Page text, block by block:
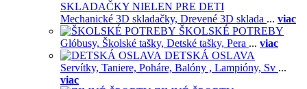
SKLADAČKY NIELEN PRE DETI
Mechanické 3D skladačky, Drevené 3D sklada ... viac
ŠKOLSKÉ POTREBY
Glóbusy, Školské tašky, Detské tašky, Pera ... viac
DETSKÁ OSLAVA
Servítky, Taniere, Poháre, Balóny , Lampióny, Sv ...
viac